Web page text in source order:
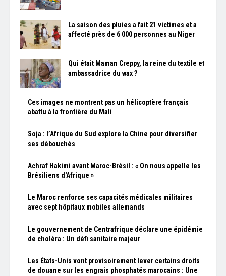
La saison des pluies a fait 21 victimes et a
affecté près de 6 000 personnes au Niger
Qui était Maman Creppy, la reine du textile et
ambassadrice du wax ?
Ces images ne montrent pas un hélicoptère français
abattu à la frontière du Mali
Soja : l’Afrique du Sud explore la Chine pour diversifier
ses débouchés
Achraf Hakimi avant Maroc-Brésil : « On nous appelle les
Brésiliens d'Afrique »
Le Maroc renforce ses capacités médicales militaires
avec sept hôpitaux mobiles allemands
Le gouvernement de Centrafrique déclare une épidémie
de choléra : Un défi sanitaire majeur
Les États-Unis vont provisoirement lever certains droits
de douane sur les engrais phosphatés marocains : Une